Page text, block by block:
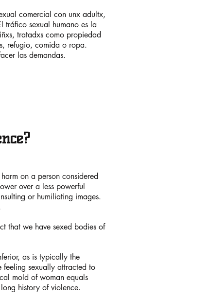
comercial con unx adultx,
tráfico sexual humano es la
tratadxs como propiedad
refugio, comida o ropa.
las demandas.
on a person considered
over a less powerful
or humiliating images.
that we have sexed bodies of
as is typically the
feeling sexually attracted to
mold of woman equals
history of violence.